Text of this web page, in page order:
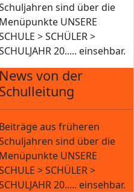
sind über die
Menüpunkte UNSERE
> SCHÜLER >
20..... einsehbar.
News von der
Schulleitung
Beiträge aus früheren
sind über die
Menüpunkte UNSERE
> SCHÜLER >
20..... einsehbar.